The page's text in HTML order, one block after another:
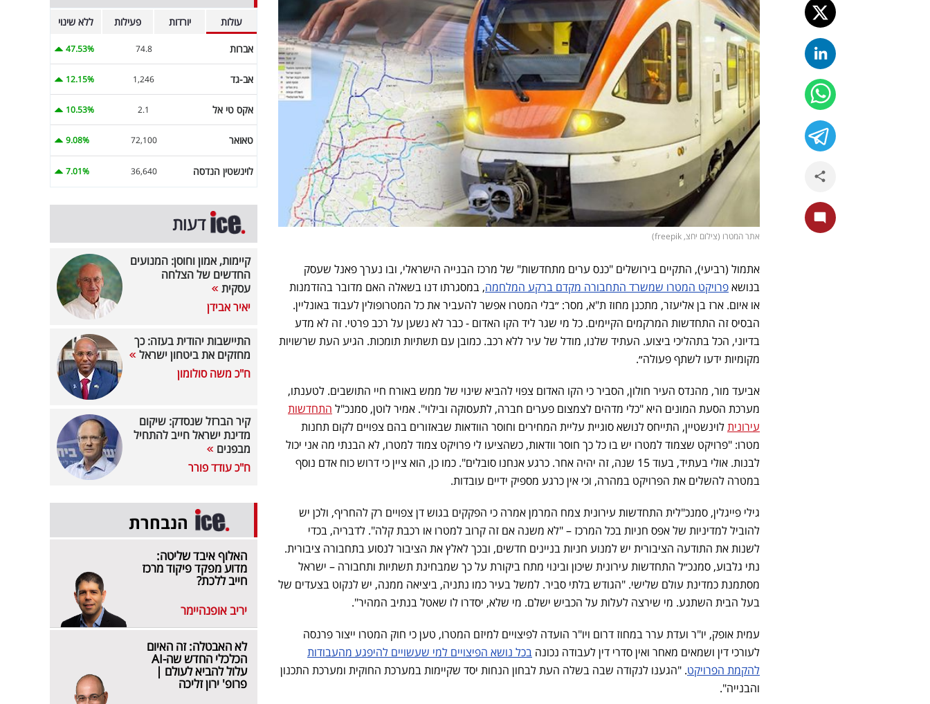
אתר המטרו (צילום יחצ, freepik)
אתמול (רביעי), התקיים בירושלים "כנס ערים מתחדשות" של מרכז הבנייה הישראלי, ובו נערך פאנל שעסק
בנושאפרויקט המטרו שמשרד התחבורה מקדם ברקע המלחמה, במסגרתו דנו בשאלה האם מדובר בהזדמנות
או איום. ארז בן אליעזר, מתכנן מחוז ת"א, מסר: ״בלי המטרו אפשר להעביר את כל המטרופולין לעבוד באונליין.
הבסיס זה התחדשות המרקמים הקיימים. כל מי שגר ליד הקו האדום - כבר לא נשען על רכב פרטי. זה לא מדע
בדיוני, הכל בתהליכי ביצוע. העתיד שלנו, מודל של עיר ללא רכב. כמובן עם תשתיות תומכות. הגיע העת שרשויות
מקומיות ידעו לשתף פעולה״.
אביעד מור, מהנדס העיר חולון, הסביר כי הקו האדום צפוי להביא שינוי של ממש באורח חיי התושבים. לטענתו,
מערכת הסעת המונים היא "כלי מדהים לצמצום פערים חברה, לתעסוקה ובילוי". אמיר לוטן, סמנכ"ל התחדשות
עירוניתלוינשטיין, התייחס לנושא סוגיית עליית המחירים וחוסר הוודאות שבאזורים בהם צפויים לקום תחנות
מטרו: "פרויקט שצמוד למטרו יש בו כל כך חוסר וודאות, כשהציעו לי פרויקט צמוד למטרו, לא הבנתי מה אני יכול
לבנות. אולי בעתיד, בעוד 15 שנה, זה יהיה אחר. כרגע אנחנו סובלים". כמו כן, הוא ציין כי דרוש כוח אדם נוסף
במטרה להשלים את הפרויקט במהרה, וכי אין כרגע מספיק ידיים עובדות.
גילי פייגלין, סמנכ"לית התחדשות עירונית צמח המרמן אמרה כי הפקקים בגוש דן צפויים רק להחריף, ולכן יש
להוביל למדיניות של אפס חניות בכל המרכז – "לא משנה אם זה קרוב למטרו או רכבת קלה". לדבריה, בכדי
לשנות את התודעה הציבורית יש למנוע חניות בניינים חדשים, ובכך לאלץ את הציבור לנסוע בתחבורה ציבורית.
נתי גלבוע, סמנכ״ל התחדשות עירונית שיכון ובינוי מתח ביקורת על כך שמבחינת תשתיות ותחבורה – ישראל
מסתמנת כמדינת עולם שלישי. "הגודש בלתי סביר. למשל בעיר כמו נתניה, ביציאה ממנה, יש לנקוט בצעדים של
בעל הבית השתגע. מי שירצה לעלות על הכביש ישלם. מי שלא, יסדרו לו שאטל בנתיב המהיר".
עמית אופק, יו"ר ועדת ערר במחוז דרום ויו"ר הועדה לפיצויים למיזם המטרו, טען כי חוק המטרו ייצור פרנסה
לעורכי דין ושמאים מאחר ואין סדרי דין לעבודה נכונה בכל נושא הפיצויים למי שעשויים להיפגע מהעבודות
להקמת הפרויקט. "הגענו לנקודה שבה בשלה העת לבחון הנחות יסד שקיימות במערכת החוקית ומערכת התכנון
והבנייה".
עולות יורדות פעילות ללא שינוי
אברות 74.8
47.53%
אב-גד 1,246
12.15%
אקס טי אל 2.1
10.53%
טאואר 72,100
9.08%
לוינשטין הנדסה 36,640
7.01%
דעות
קיימות, אמון וחוסן: המנועים
החדשים של הצלחה
עסקית
יאיר אבידן
התיישבות יהודית בעזה: כך
מחזקים את ביטחון ישראל
ח"כ משה סולומון
קיר הברזל שנסדק: שיקום
מדינת ישראל חייב להתחיל
מבפנים
ח"כ עודד פורר
הנבחרת
האלוף איבד שליטה:
מדוע מפקד פיקוד מרכז
חייב ללכת?
יריב אופנהיימר
לא האבטלה: זה האיום
הכלכלי החדש שה-AI
עלול להביא לעולם |
פרופ' ירון זליכה